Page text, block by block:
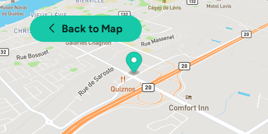
Back to Map